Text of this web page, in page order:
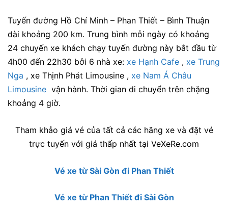
Tuyến đường Hồ Chí Minh – Phan Thiết – Bình Thuận
dài khoảng 200 km. Trung bình mỗi ngày có khoảng
24 chuyến xe khách chạy tuyến đường này bắt đầu từ
4h00 đến 22h30 bởi 6 nhà xe: xe Hạnh Cafe , xe Trung
Nga , xe Thịnh Phát Limousine , xe Nam Á Châu
Limousine vận hành. Thời gian di chuyển trên chặng
khoảng 4 giờ.
Tham khảo giá vé của tất cả các hãng xe và đặt vé
trực tuyến với giá thấp nhất tại VeXeRe.com
Vé xe từ Sài Gòn đi Phan Thiết
Vé xe từ Phan Thiết đi Sài Gòn